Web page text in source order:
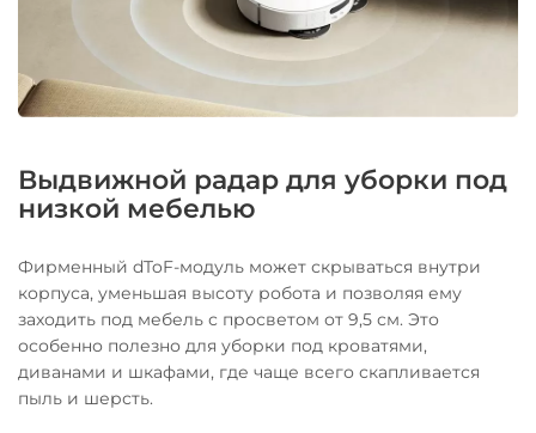
Выдвижной радар для уборки под
низкой мебелью
Фирменный dToF-модуль может скрываться внутри
корпуса, уменьшая высоту робота и позволяя ему
заходить под мебель с просветом от 9,5 см. Это
особенно полезно для уборки под кроватями,
диванами и шкафами, где чаще всего скапливается
пыль и шерсть.